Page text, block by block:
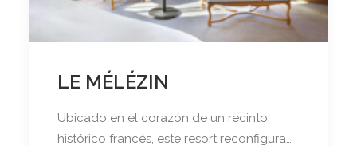
LE MÉLÉZIN
Ubicado en el corazón de un recinto
histórico francés, este resort reconfigura…